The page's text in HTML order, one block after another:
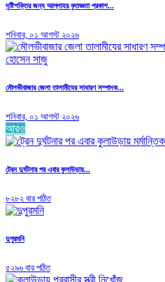
দৃষ্টিশক্তির জন্য আল্লাহর কৃতজ্ঞতা প্রকাশ...
শনিবার, ০১ আগস্ট ২০২৬
মৌলভীবাজার জেলা তালামীযের সাধারণ সম্পাদক...
শনিবার, ০১ আগস্ট ২০২৬
আরও
ট্রেন দুর্ঘটনার পর এবার কুলাউড়ায়...
৮২৮২ বার পঠিত
দুপুরমনি
৫২৯৬ বার পঠিত